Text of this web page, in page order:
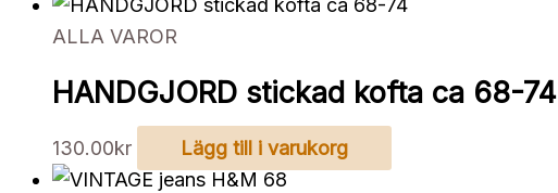
ALLA VAROR
HANDGJORD stickad kofta ca 68-74
130.00kr Lägg till i varukorg